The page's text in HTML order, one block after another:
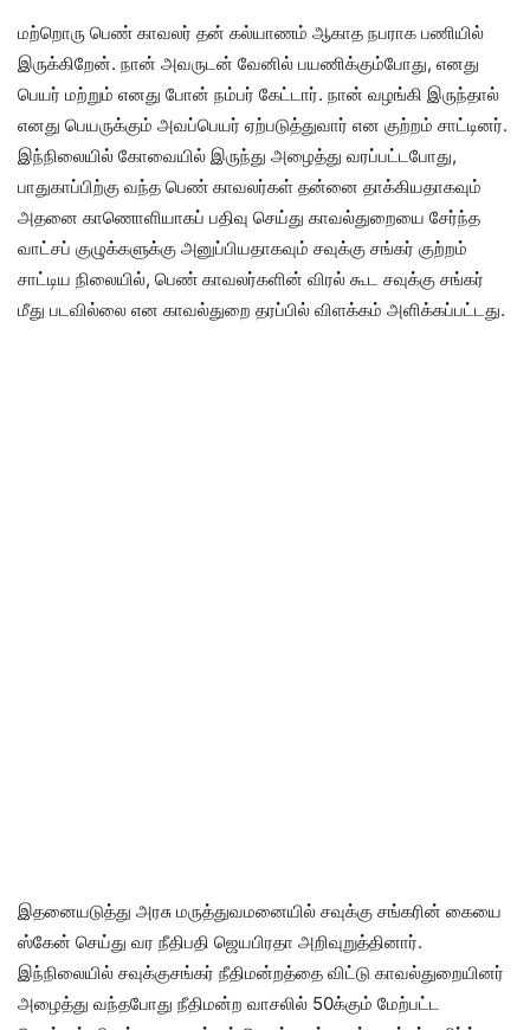
மற்றொரு பெண் காவலர் தன் கல்யாணம் ஆகாத நபராக பணியில்
இருக்கிறேன். நான் அவருடன் வேனில் பயணிக்கும்போது, எனது
பெயர் மற்றும் எனது போன் நம்பர் கேட்டார். நான் வழங்கி இருந்தால்
எனது பெயருக்கும் அவப்பெயர் ஏற்படுத்துவார் என குற்றம் சாட்டினர்.
இந்நிலையில் கோவையில் இருந்து அழைத்து வரப்பட்டபோது,
பாதுகாப்பிற்கு வந்த பெண் காவலர்கள் தன்னை தாக்கியதாகவும்
அதனை காணொளியாகப் பதிவு செய்து காவல்துறையை சேர்ந்த
வாட்சப் குழுக்களுக்கு அனுப்பியதாகவும் சவுக்கு சங்கர் குற்றம்
சாட்டிய நிலையில், பெண் காவலர்களின் விரல் கூட சவுக்கு சங்கர்
மீது படவில்லை என காவல்துறை தரப்பில் விளக்கம் அளிக்கப்பட்டது.
இதனையடுத்து அரசு மருத்துவமனையில் சவுக்கு சங்கரின் கையை
ஸ்கேன் செய்து வர நீதிபதி ஜெயபிரதா அறிவுறுத்தினார்.
இந்நிலையில் சவுக்குசங்கர் நீதிமன்றத்தை விட்டு காவல்துறையினர்
அழைத்து வந்தபோது நீதிமன்ற வாசலில் 50க்கும் மேற்பட்ட